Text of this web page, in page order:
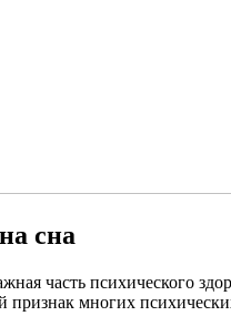
сна
часть психического
многих